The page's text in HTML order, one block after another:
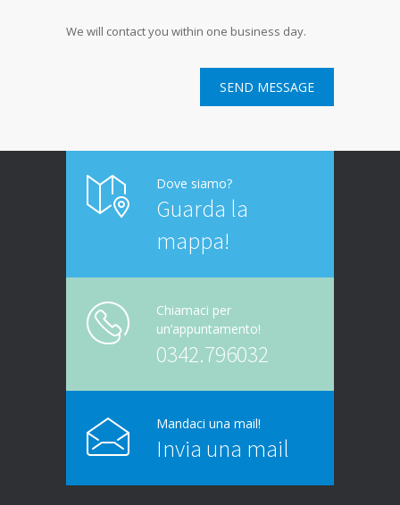
We will contact you within one business day.
Dove siamo?
Guarda la
mappa!
Chiamaci per
un’appuntamento!
0342.796032
Mandaci una mail!
Invia una mail